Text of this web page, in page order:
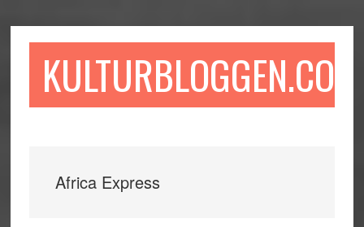
till
till
sidofältet
till
KULTURBLOGGEN.COM
Africa Express